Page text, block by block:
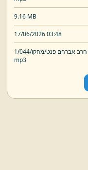
9.16 MB
17/06/2026 03:48
מהקו/ 1/
mp3